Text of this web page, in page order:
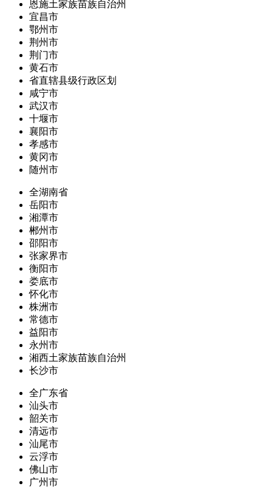
恩施土家族苗族自治州
宜昌市
鄂州市
荆州市
荆门市
黄石市
省直辖县级行政区划
咸宁市
武汉市
十堰市
襄阳市
孝感市
黄冈市
随州市
全湖南省
岳阳市
湘潭市
郴州市
邵阳市
张家界市
衡阳市
娄底市
怀化市
株洲市
常德市
益阳市
永州市
湘西土家族苗族自治州
长沙市
全广东省
汕头市
韶关市
清远市
汕尾市
云浮市
佛山市
广州市